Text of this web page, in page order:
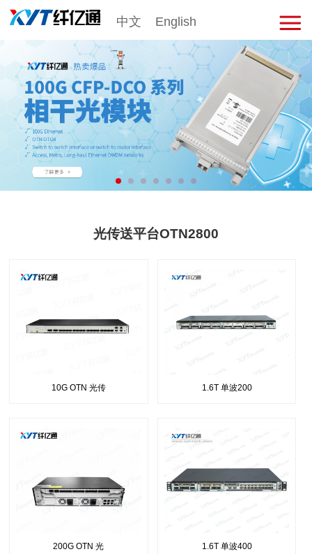
中文 English
击
展
开
菜
单
光传送平台OTN2800
10G OTN 光传 1.6T 单波200
200G OTN 光 1.6T 单波400